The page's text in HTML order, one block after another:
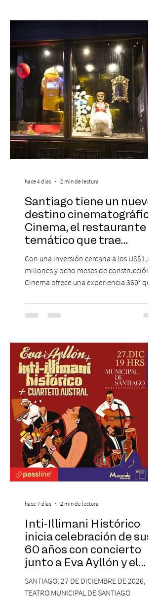
de todos los tiempos en un concierto en
sinfónica en pleno, coro y una
sorprendente puesta en escena pensada
especialmente pa
Santiago tiene un nuevo
destino cinematográfico:
Cinema, el restaurante
temático que trae
Hollywood a Chile
Con una inversión cercana a los US$1,3
millones y ocho meses de construcción,
Cinema ofrece una experiencia 360° que
cinematográfica y actores en vivo,
recreando algunos de los universos más
una nueva atracción a su oferta
gastronómica y turística con la apertura de
Cinema, un restaurante temático
inspirado en el concepto de un museo de
Hollywood, que promete transportar a sus
visitantes a distintos
hace 4 días 2 min de lectura
Inti-Illimani Histórico
inicia celebración de sus
60 años con concierto
junto a Eva Ayllón y el
Cuarteto Austral en el
Teatro Municipal de
SANTIAGO, 27 DE DICIEMBRE DE 2026,
TEATRO MUNICIPAL DE SANTIAGO
hace 7 días 2 min de lectura